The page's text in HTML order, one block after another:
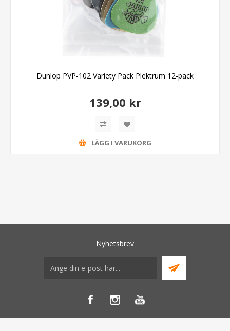
Dunlop PVP-102 Variety Pack Plektrum 12-pack
139,00 kr
LÄGG I VARUKORG
Nyhetsbrev